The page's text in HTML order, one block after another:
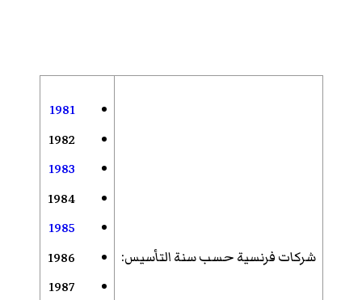
شركات فرنسية حسب سنة التأسيس:
1981
1982
1983
1984
1985
1986
1987